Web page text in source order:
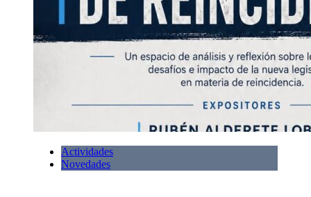
Actividades
Novedades